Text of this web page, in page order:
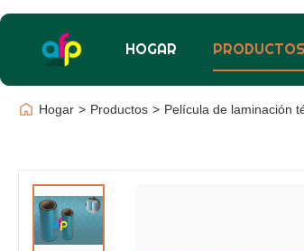
HOGAR PRODUCTOS
Hogar > Productos > Película de laminación